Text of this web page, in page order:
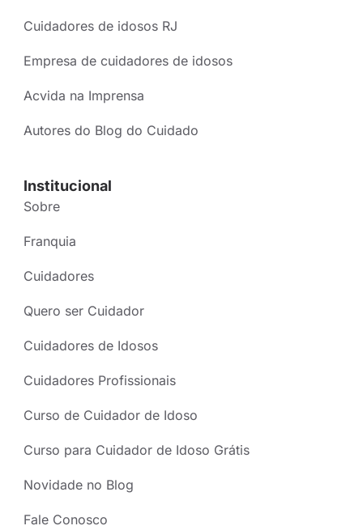
Cuidadores de idosos RJ
Empresa de cuidadores de idosos
Acvida na Imprensa
Autores do Blog do Cuidado
Institucional
Sobre
Franquia
Cuidadores
Quero ser Cuidador
Cuidadores de Idosos
Cuidadores Profissionais
Curso de Cuidador de Idoso
Curso para Cuidador de Idoso Grátis
Novidade no Blog
Fale Conosco